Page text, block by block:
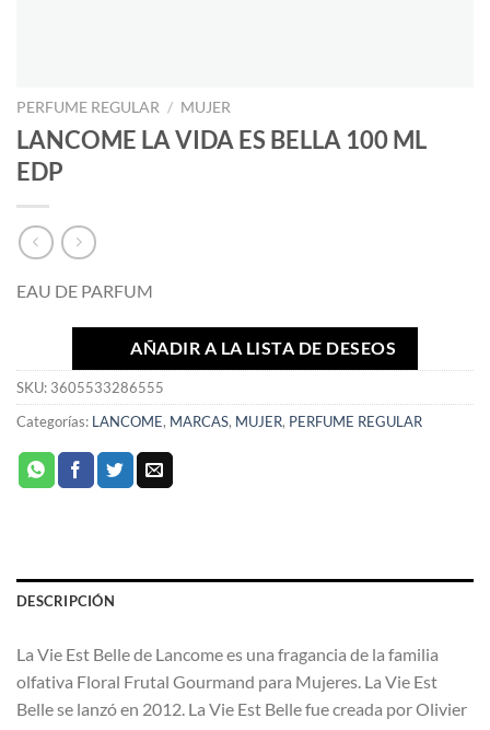
PERFUME REGULAR / MUJER
LANCOME LA VIDA ES BELLA 100 ML
EDP
EAU DE PARFUM
AÑADIR A LA LISTA DE DESEOS
SKU: 3605533286555
Categorías: LANCOME, MARCAS, MUJER, PERFUME REGULAR
DESCRIPCIÓN
La Vie Est Belle de Lancome es una fragancia de la familia
olfativa Floral Frutal Gourmand para Mujeres. La Vie Est
Belle se lanzó en 2012. La Vie Est Belle fue creada por Olivier